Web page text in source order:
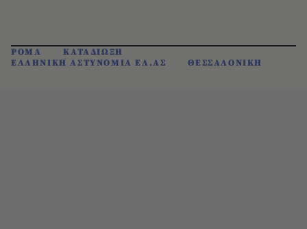
ΡΟΜΑ
ΚΑΤΑΔΙΩΞΗ
ΕΛΛΗΝΙΚΗ ΑΣΤΥΝΟΜΙΑ ΕΛ.ΑΣ
ΘΕΣΣΑΛΟΝΙΚΗ